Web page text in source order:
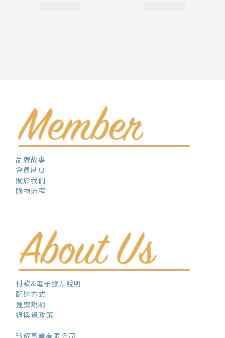
品牌故事
會員制度
關於我們
購物流程
付款&電子發票說明
配送方式
運費說明
退換貨政策
琦耀事業有限公司